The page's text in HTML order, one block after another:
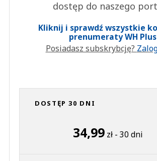
dostęp do naszego
Kliknij i sprawdź wszystkie
prenumeraty WH Plus
Posiadasz subskrybcję?
DOSTĘP 30 DNI
34,99 zł - 30 dni